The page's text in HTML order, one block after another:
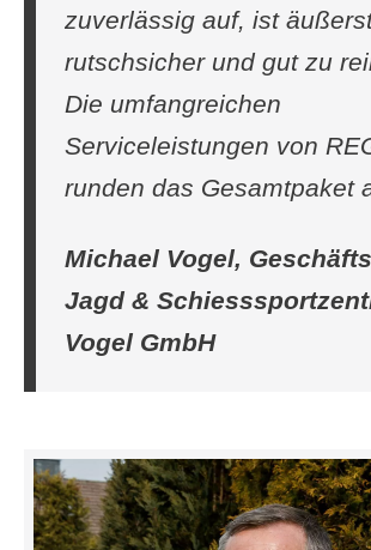
zuverlässig auf, ist
rutschsicher und gut zu
Die umfangreichen
Serviceleistungen von
runden das Gesamtpaket
Michael Vogel,
Jagd &
Vogel GmbH